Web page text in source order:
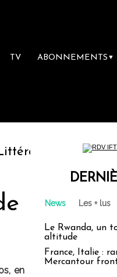
TV ABONNEMENTS ▼
première librairie
en
News Les + lus
Le Rwanda, un
altitude
France, Italie :
Mercantour